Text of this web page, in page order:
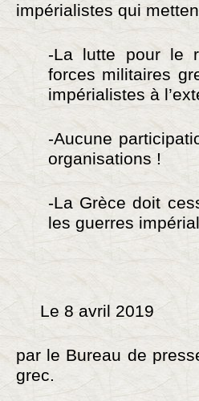
impérialistes qui
-La lutte pour le
forces militaires
impérialistes à
-Aucune
organisations !
-La Grèce doit
les guerres
Le 8 avril 2019
par le Bureau de
grec.